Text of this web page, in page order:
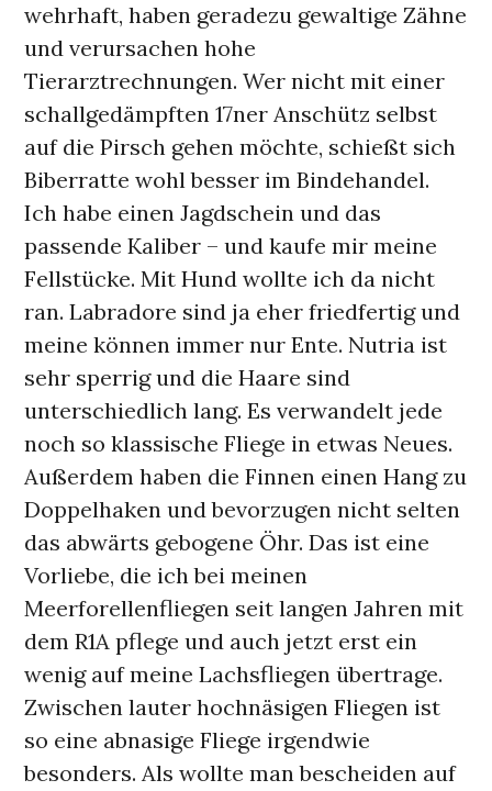
wehrhaft, haben geradezu gewaltige Zähne
und verursachen hohe
Tierarztrechnungen. Wer nicht mit einer
schallgedämpften 17ner Anschütz selbst
auf die Pirsch gehen möchte, schießt sich
Biberratte wohl besser im Bindehandel.
Ich habe einen Jagdschein und das
passende Kaliber – und kaufe mir meine
Fellstücke. Mit Hund wollte ich da nicht
ran. Labradore sind ja eher friedfertig und
meine können immer nur Ente. Nutria ist
sehr sperrig und die Haare sind
unterschiedlich lang. Es verwandelt jede
noch so klassische Fliege in etwas Neues.
Außerdem haben die Finnen einen Hang zu
Doppelhaken und bevorzugen nicht selten
das abwärts gebogene Öhr. Das ist eine
Vorliebe, die ich bei meinen
Meerforellenfliegen seit langen Jahren mit
dem R1A pflege und auch jetzt erst ein
wenig auf meine Lachsfliegen übertrage.
Zwischen lauter hochnäsigen Fliegen ist
so eine abnasige Fliege irgendwie
besonders. Als wollte man bescheiden auf